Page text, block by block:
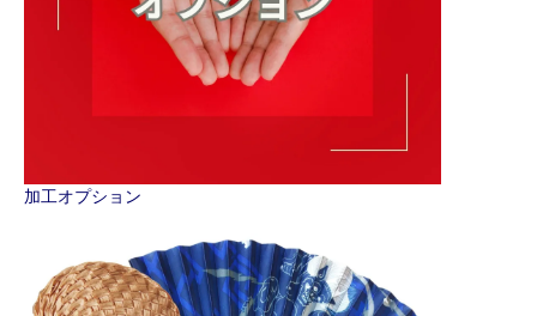
加工オプション